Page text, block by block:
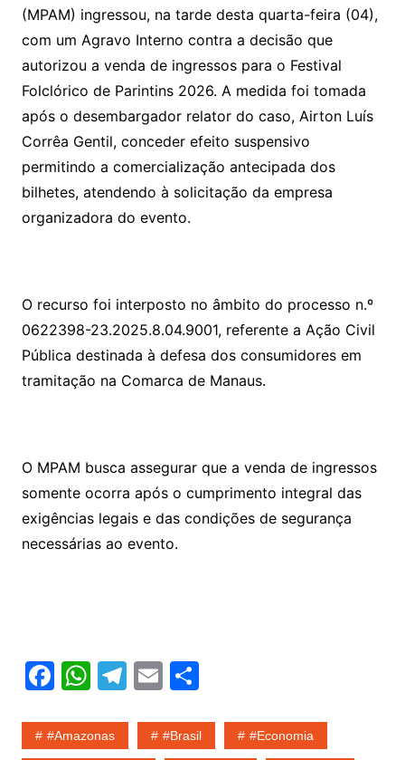
(MPAM) ingressou, na tarde desta quarta-feira (04),
com um Agravo Interno contra a decisão que
autorizou a venda de ingressos para o Festival
Folclórico de Parintins 2026. A medida foi tomada
após o desembargador relator do caso, Airton Luís
Corrêa Gentil, conceder efeito suspensivo
permitindo a comercialização antecipada dos
bilhetes, atendendo à solicitação da empresa
organizadora do evento.
O recurso foi interposto no âmbito do processo n.º
0622398-23.2025.8.04.9001, referente a Ação Civil
Pública destinada à defesa dos consumidores em
tramitação na Comarca de Manaus.
O MPAM busca assegurar que a venda de ingressos
somente ocorra após o cumprimento integral das
exigências legais e das condições de segurança
necessárias ao evento.
F
c
W
at
T
e
E
ai
S
ar
#amazonas #Brasil #economia